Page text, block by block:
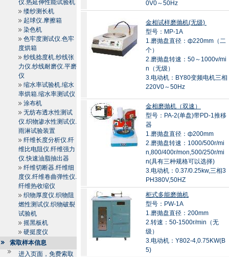
仪.热延伸性能试验机
缕纱测长机
起球仪.摩擦箱
染色机
色牢度测试仪.色牢
度烘箱
纱线捻度机.纱线张
力仪.纱线耐磨仪.平磨
仪
缩水率试验机.缩水
率烘箱.缩水率测试仪
涂布机
无纺布透水性测试
仪.织物渗水性测试仪.
雨淋试验装置
纤维长度分析仪.纤
维比电阻仪.纤维强力
仪.快速油脂抽出器
纤维切断器.纤维细
度仪.纤维卷曲弹性仪.
纤维热收缩仪
织物厚度仪.织物阻
燃性测试仪.织物破裂
试验机
摇黑板机
硬挺度仪
索取样本信息
进入页面，免费索取
0V0～50Hz
金相试样磨抛机(无级)
型号：MP-1A
1.磨抛盘直径：ф220mm（二
个）
2.磨抛盘转速：50～1000v/mi
n（无级）
3.电动机：BY80变频电机三相
220V0～50Hz
金相磨抛机（双速）
型号：PA-2(单盘)带PD-1推移
器
1.磨抛盘直径：ф200mm
2.磨抛盘转速：1000/500r/mi
n,800/400r/mon,500/250r/mi
n(具有三种规格可以选择)
3.电动机：0.37/0.25kw,三相3
PH380V,50HZ
柜式多能磨抛机
型号：PW-1A
1.磨抛盘直径：200mm
2.转速：50-1500r/min（无
级）
3.电动机：Y802-4,0.75KW(B
5)